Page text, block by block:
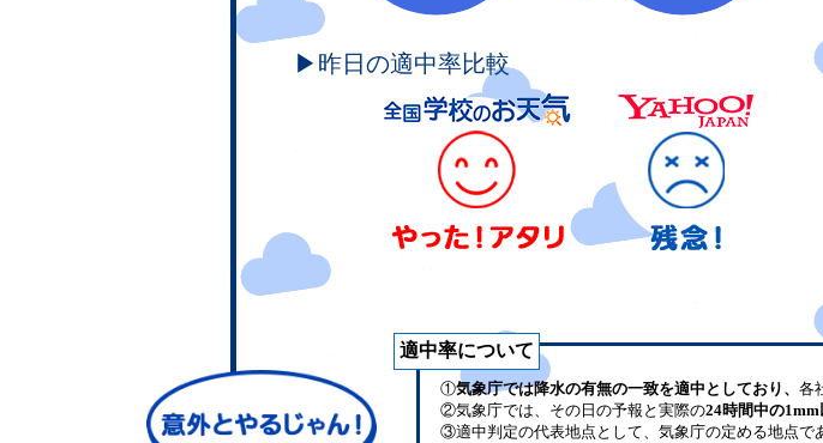
▶昨日の適中率比較
適中率について
①気象庁では降水の有無の一致を適中としており、 各
②気象庁では、その日の予報と実際の24時間中の1mm
③適中判定の代表地点として、気象庁の定める地点で